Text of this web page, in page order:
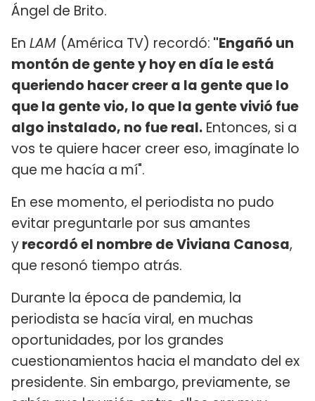
Ángel de Brito.
En LAM (América TV) recordó: "Engañó un
montón de gente y hoy en día le está
queriendo hacer creer a la gente que lo
que la gente vio, lo que la gente vivió fue
algo instalado, no fue real. Entonces, si a
vos te quiere hacer creer eso, imagínate lo
que me hacía a mí".
En ese momento, el periodista no pudo
evitar preguntarle por sus amantes
yrecordó el nombre de Viviana Canosa,
que resonó tiempo atrás.
Durante la época de pandemia, la
periodista se hacía viral, en muchas
oportunidades, por los grandes
cuestionamientos hacia el mandato del ex
presidente. Sin embargo, previamente, se